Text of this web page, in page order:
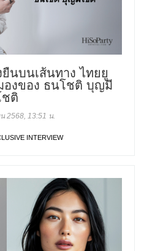
ยืนบนเส้นทาง ไทยยู
องของ ธนโชติ บุญมี
ชติ
2568, 13:51 น.
INTERVIEW